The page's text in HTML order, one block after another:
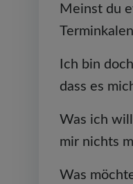
Meinst du
Ich bin
dass es
Was ich
mir nichts
Was